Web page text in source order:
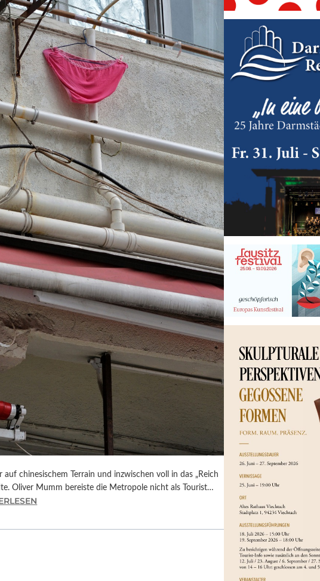
chinesischem Terrain und inzwischen voll in das „Reich
Oliver Mumm bereiste die Metropole nicht als Tourist…
A